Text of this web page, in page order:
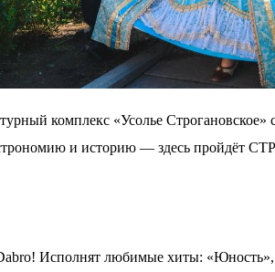
комплекс «Усолье Строгановское»
и историю — здесь пройдёт
Исполнят любимые хиты: «Юность»,